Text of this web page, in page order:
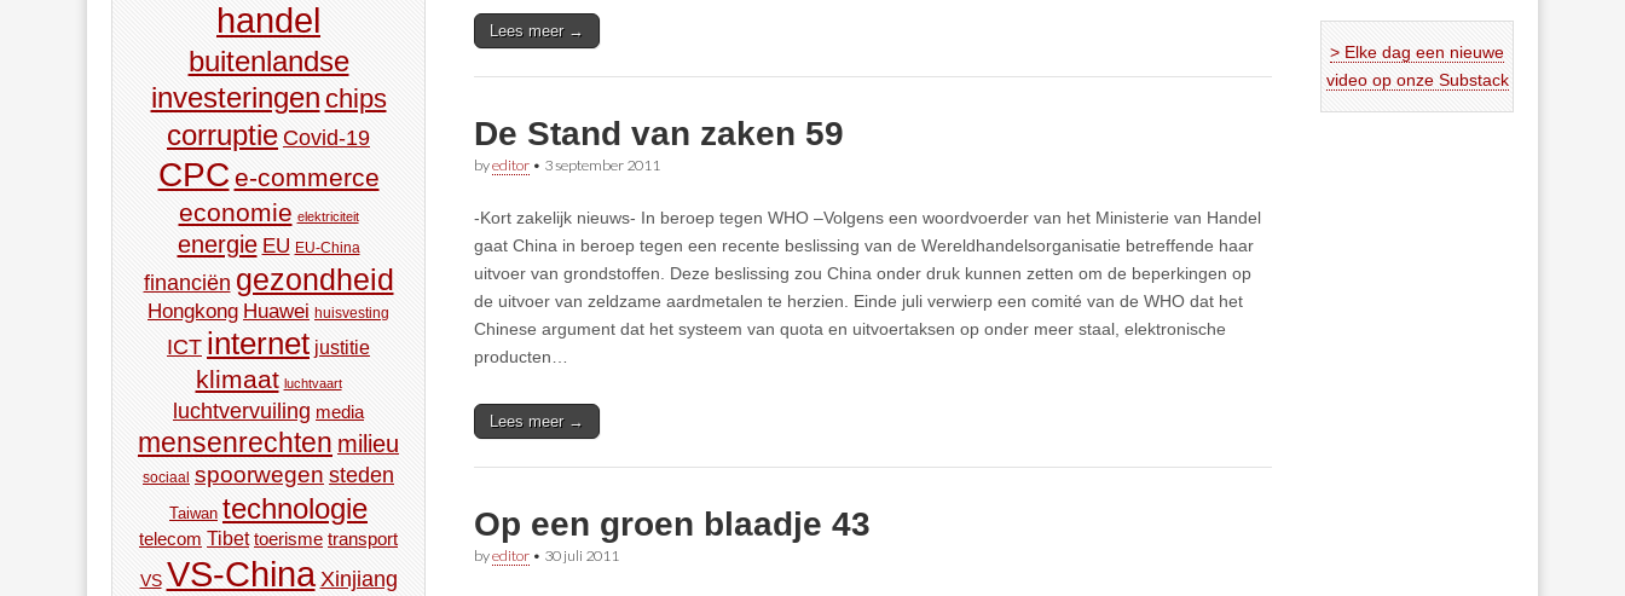
Lees meer →
De Stand van zaken 59
byeditor • 3 september 2011
-Kort zakelijk nieuws- In beroep tegen WHO –Volgens een woordvoerder van het Ministerie van Handel
gaat China in beroep tegen een recente beslissing van de Wereldhandelsorganisatie betreffende haar
uitvoer van grondstoffen. Deze beslissing zou China onder druk kunnen zetten om de beperkingen op
de uitvoer van zeldzame aardmetalen te herzien. Einde juli verwierp een comité van de WHO dat het
Chinese argument dat het systeem van quota en uitvoertaksen op onder meer staal, elektronische
producten…
Lees meer →
Op een groen blaadje 43
byeditor • 30 juli 2011
handel
buitenlandse
investeringen chips
corruptie Covid-19
CPC e-commerce
economie elektriciteit
energie EU EU-China
financiën gezondheid
Hongkong Huawei huisvesting
ICT internet justitie
klimaat luchtvaart
luchtvervuiling media
mensenrechten milieu
sociaal spoorwegen steden
Taiwan technologie
telecom Tibet toerisme transport
VS VS-China Xinjiang
> Elke dag een nieuwe
video op onze Substack